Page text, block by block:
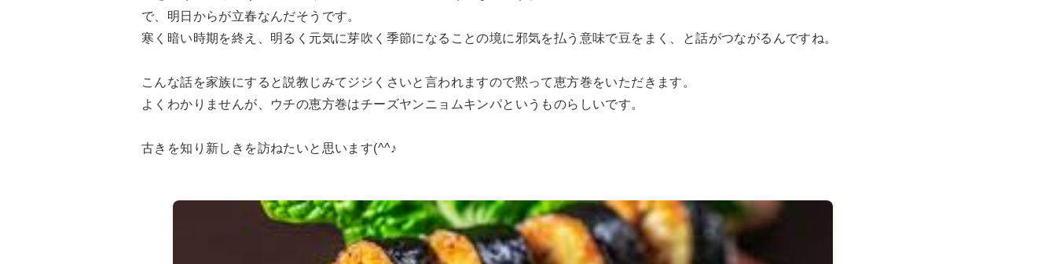
で、明日からが立春なんだそうです。
寒く暗い時期を終え、明るく元気に芽吹く季節になることの境に邪気を払う意味で豆をまく、と話がつながるんですね。
こんな話を家族にすると説教じみてジジくさいと言われますので黙って恵方巻をいただきます。
よくわかりませんが、ウチの恵方巻はチーズヤンニョムキンパというものらしいです。
古きを知り新しきを訪ねたいと思います(^^♪